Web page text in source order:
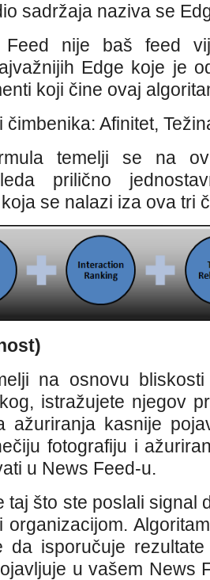
sadržaja naziva se
Feed nije baš feed
Edge koje je
koji čine ovaj
čimbenika: Afinitet,
temelji se na
prilično
se nalazi iza ova tri
na osnovu
istražujete njegov
ažuriranja kasnije
fotografiju i
u News Feed-u.
taj što ste poslali signal
organizacijom.
da isporučuje
u vašem News